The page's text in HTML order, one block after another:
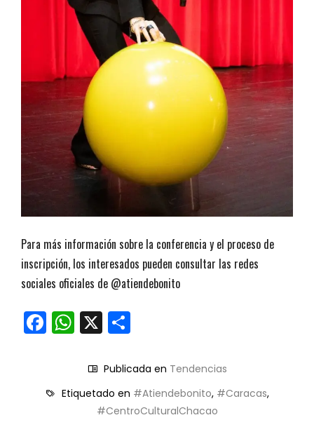
Para más información sobre la conferencia y el proceso de
inscripción, los interesados pueden consultar las redes
sociales oficiales de @atiendebonito
Facebook
WhatsApp
X
Publicada en Tendencias
Etiquetado en #Atiendebonito, #Caracas,
#CentroCulturalChacao